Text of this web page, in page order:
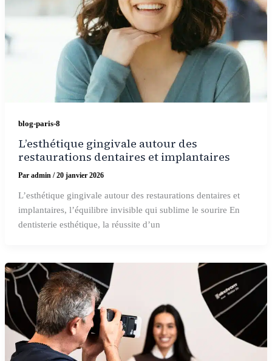
blog-paris-8
L’esthétique gingivale autour des
restaurations dentaires et implantaires
Par admin /20 janvier 2026
L’esthétique gingivale autour des restaurations dentaires et
implantaires, l’équilibre invisible qui sublime le sourire En
dentisterie esthétique, la réussite d’un